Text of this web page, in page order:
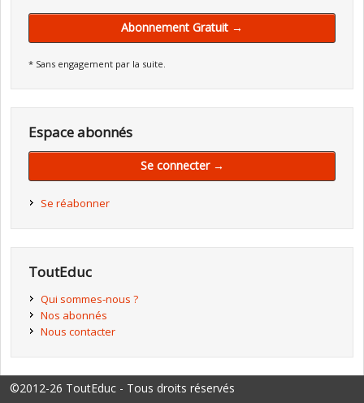
Abonnement Gratuit →
* Sans engagement par la suite.
Espace abonnés
Se connecter →
Se réabonner
ToutEduc
Qui sommes-nous ?
Nos abonnés
Nous contacter
©2012-26 ToutEduc - Tous droits réservés